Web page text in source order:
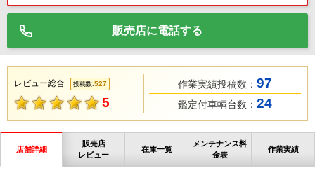
販売店に電話する
レビュー総合 投稿数:527
5
作業実績投稿数： 97
鑑定付車輌台数： 24
店舗詳細
販売店
レビュー
在庫一覧
メンテナンス料
金表
作業実績